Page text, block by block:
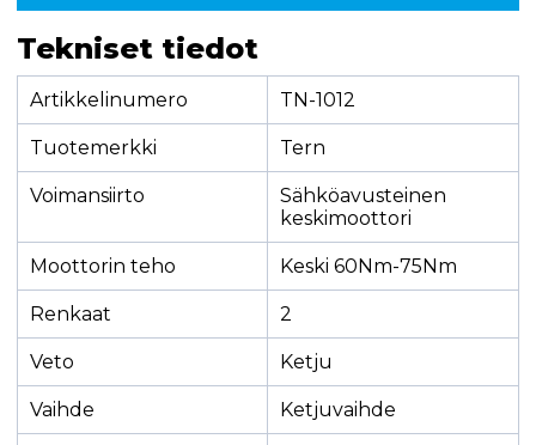
Tekniset tiedot
Artikkelinumero TN-1012
Tuotemerkki Tern
Voimansiirto
Sähköavusteinen
keskimoottori
Moottorin teho Keski 60Nm-75Nm
Renkaat 2
Veto Ketju
Vaihde Ketjuvaihde